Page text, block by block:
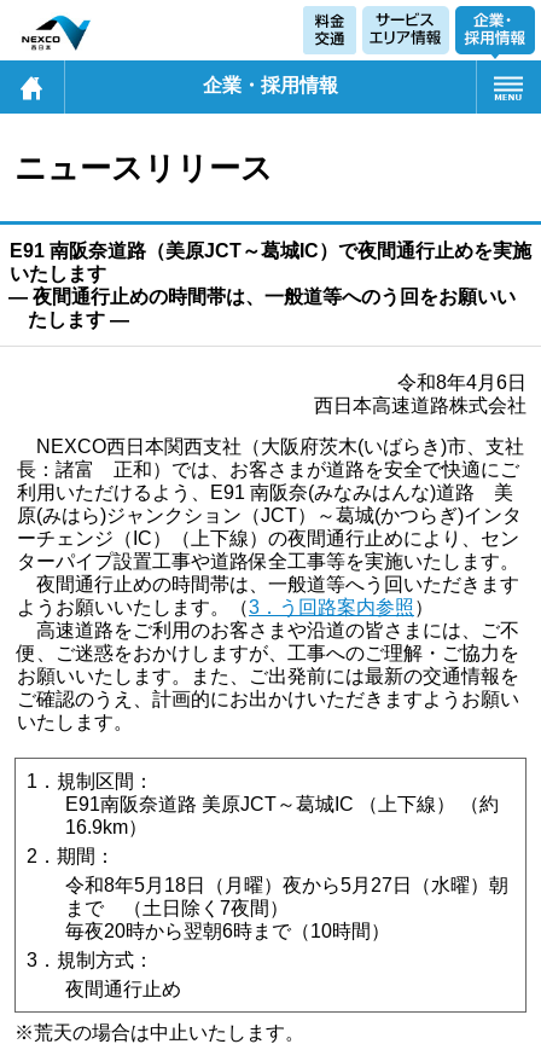
企業・採用情報
ニュースリリース
E91 南阪奈道路（美原JCT～葛󠄀城IC）で夜間通行止めを実施
いたします
― 夜間通行止めの時間帯は、一般道等へのう回をお願いい
たします ―
令和8年4月6日
西日本高速道路株式会社
NEXCO西日本関西支社（大阪府茨木(いばらき)市、支社
長：諸富 正和）では、お客さまが道路を安全で快適にご
利用いただけるよう、E91 南阪奈(みなみはんな)道路 美
原(みはら)ジャンクション（JCT）～葛城(かつらぎ)インタ
ーチェンジ（IC）（上下線）の夜間通行止めにより、セン
ターパイプ設置工事や道路保全工事等を実施いたします。
夜間通行止めの時間帯は、一般道等へう回いただきます
ようお願いいたします。（3．う回路案内参照）
高速道路をご利用のお客さまや沿道の皆さまには、ご不
便、ご迷惑をおかけしますが、工事へのご理解・ご協力を
お願いいたします。また、ご出発前には最新の交通情報を
ご確認のうえ、計画的にお出かけいただきますようお願い
いたします。
1．規制区間：
E91南阪奈道路 美原JCT～葛城IC （上下線） （約
16.9km）
2．期間：
令和8年5月18日（月曜）夜から5月27日（水曜）朝
まで （土日除く7夜間）
毎夜20時から翌朝6時まで（10時間）
3．規制方式：
夜間通行止め
※荒天の場合は中止いたします。